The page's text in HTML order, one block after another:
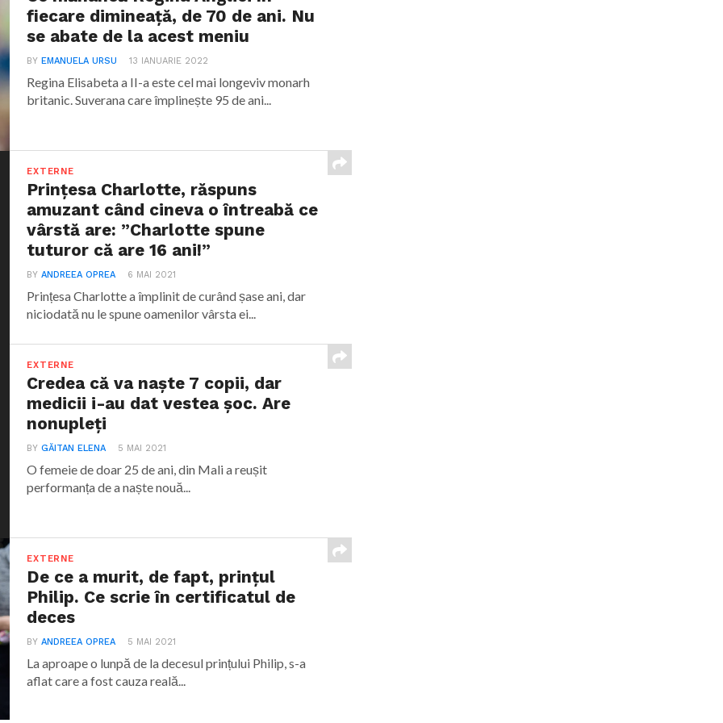
fiecare dimineață, de 70 de ani. Nu
se abate de la acest meniu
BYEMANUELA URSU 13 IANUARIE 2022
Regina Elisabeta a II-a este cel mai longeviv monarh
britanic. Suverana care împlinește 95 de ani...
EXTERNE
Prințesa Charlotte, răspuns
amuzant când cineva o întreabă ce
vârstă are: ”Charlotte spune
tuturor că are 16 ani!”
BYANDREEA OPREA 6 MAI 2021
Prințesa Charlotte a împlinit de curând șase ani, dar
niciodată nu le spune oamenilor vârsta ei...
EXTERNE
Credea că va naște 7 copii, dar
medicii i-au dat vestea șoc. Are
nonupleți
BYGĂITAN ELENA 5 MAI 2021
O femeie de doar 25 de ani, din Mali a reușit
performanța de a naște nouă...
EXTERNE
De ce a murit, de fapt, prințul
Philip. Ce scrie în certificatul de
deces
BYANDREEA OPREA 5 MAI 2021
La aproape o lunpă de la decesul prințului Philip, s-a
aflat care a fost cauza reală...